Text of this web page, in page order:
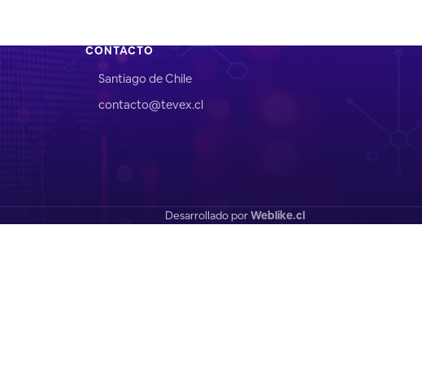
CONTACTO
Santiago de Chile
contacto@tevex.cl
Desarrollado porWeblike.cl